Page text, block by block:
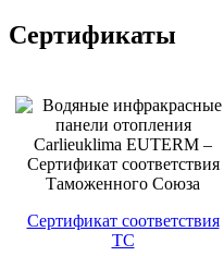
Сертификаты
Cертификат соответствия
ТС